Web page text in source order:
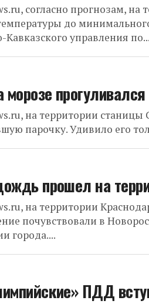
согласно прогнозам, на
до
управления
на территории станицы
парочку. Удивило его
прошел на
на территории
почувствовали в
города....
ПДД